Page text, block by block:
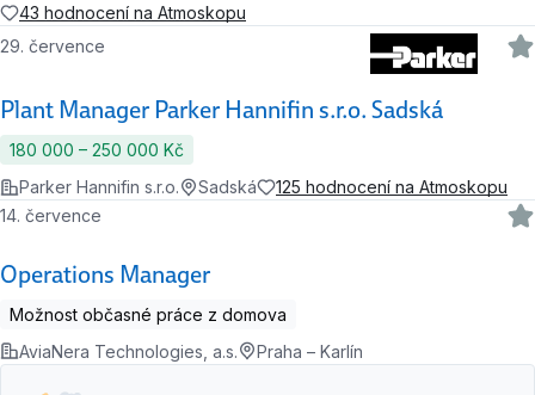
43 hodnocení na Atmoskopu
Plant Manager Parker Hannifin s.r.o. Sadská
29. července
180 000 ‍–‍ 250 000 Kč
Parker Hannifin s.r.o.
Sadská 125 hodnocení na Atmoskopu
Operations Manager
14. července
Možnost občasné práce z domova
AviaNera Technologies, a.s.
Praha – Karlín